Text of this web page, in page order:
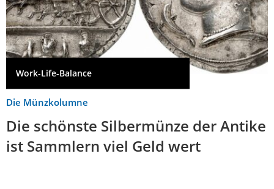
Work-Life-Balance
Die Münzkolumne
Die schönste Silbermünze der Antike
ist Sammlern viel Geld wert